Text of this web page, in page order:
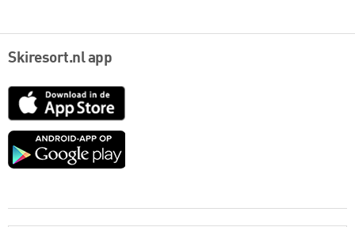
Skiresort.nl app
App
Google